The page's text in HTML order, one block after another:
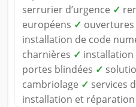
serrurier d’urgence ✓
européens ✓
installation de code
charnières ✓ installation
portes blindées ✓
cambriolage ✓ services
installation et